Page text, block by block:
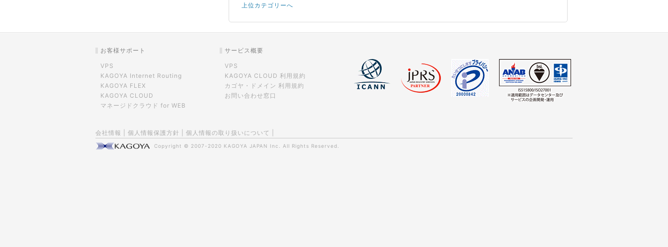
上位カテゴリーへ
お客様サポート
VPS
KAGOYA Internet Routing
KAGOYA FLEX
KAGOYA CLOUD
マネージドクラウド for WEB
サービス概要
VPS
KAGOYA CLOUD 利用規約
カゴヤ・ドメイン 利用規約
お問い合わせ窓口
会社情報 個人情報保護方針 個人情報の取り扱いについて
Copyright © 2007-2020 KAGOYA JAPAN Inc. All Rights Reserved.